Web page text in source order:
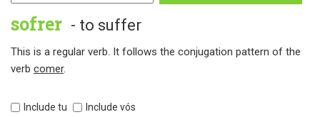
sofrer - to suffer
This is a regular verb. It follows the conjugation pattern of the
verb comer.
Include tu Include vós